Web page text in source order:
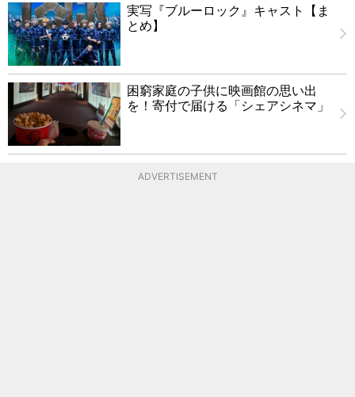
実写『ブルーロック』キャスト【ま
とめ】
困窮家庭の子供に映画館の思い出
を！寄付で届ける「シェアシネマ」
ADVERTISEMENT